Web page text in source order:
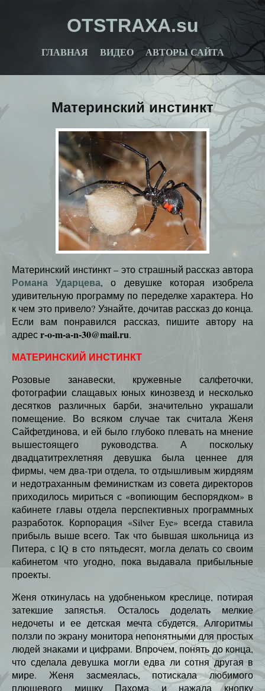
OTSTRAXA.su
ГЛАВНАЯ ВИДЕО АВТОРЫ САЙТА
Материнский инстинкт
Материнский инстинкт – это страшный рассказ автора
Романа Ударцева, о девушке которая изобрела
удивительную программу по переделке характера. Но
к чем это привело? Узнайте, дочитав рассказ до конца.
Если вам понравился рассказ, пишите автору на
адресr-o-m-a-n-30@mail.ru.
МАТЕРИНСКИЙ ИНСТИНКТ
Розовые занавески, кружевные салфеточки,
фотографии слащавых юных кинозвезд и несколько
десятков различных барби, значительно украшали
помещение. Во всяком случае так считала Женя
Сайфетдинова, и ей было глубоко плевать на мнение
вышестоящего руководства. А поскольку
двадцатитрехлетняя девушка была ценнее для
фирмы, чем два-три отдела, то отдышливым жирдяям
и недотраханным феминисткам из совета директоров
приходилось мириться с «вопиющим беспорядком» в
кабинете главы отдела перспективных программных
разработок. Корпорация «Silver Eye» всегда ставила
прибыль выше всего. Так что бывшая школьница из
Питера, с IQ в сто пятьдесят, могла делать со своим
кабинетом что угодно, пока выдавала прибыльные
проекты.
Женя откинулась на удобненьком креслице, потирая
затекшие запястья. Осталось доделать мелкие
недочеты и ее детская мечта сбудется. Алгоритмы
ползли по экрану монитора непонятными для простых
людей знаками и цифрами. Впрочем, понять до конца,
что сделала девушка могли едва ли сотня другая в
мире. Женя засмеялась, потискала любимого
плюшевого мишку Пахома и нажала кнопку